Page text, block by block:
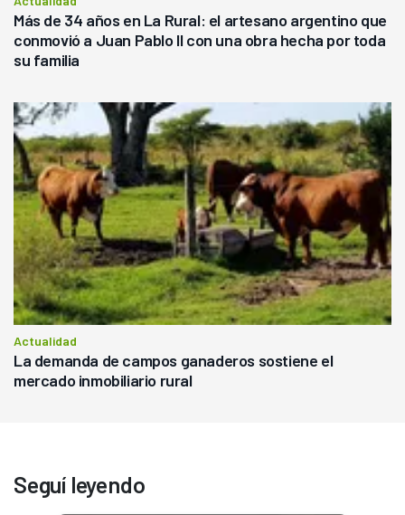
Más de 34 años en La Rural: el artesano argentino que
conmovió a Juan Pablo II con una obra hecha por toda
su familia
Actualidad
La demanda de campos ganaderos sostiene el
mercado inmobiliario rural
Seguí leyendo